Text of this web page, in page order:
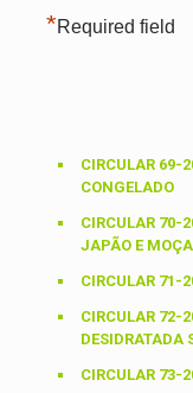
*Required field
CIRCULAR 69-
CONGELADO
CIRCULAR 70-
JAPÃO E
CIRCULAR 71-
CIRCULAR 72-
DESIDRATADA
CIRCULAR 73-